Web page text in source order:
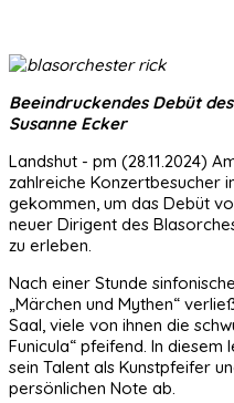
Beeindruckendes Debüt
Susanne Ecker
Landshut - pm (28.11.2024)
zahlreiche Konzertbesucher
gekommen, um das Debüt
neuer Dirigent des
zu erleben.
Nach einer Stunde
„Märchen und Mythen“
Saal, viele von ihnen die
Funicula“ pfeifend. In
sein Talent als Kunstpfeifer
persönlichen Note ab.